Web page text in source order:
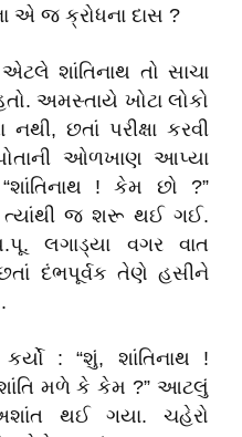
એ જ ક્રોધના દાસ ?
શાંતિનાથ તો સાચા
અમસ્તાયે ખોટા લોકો
છતાં પરીક્ષા કરવી
ઓળખાણ આપ્યા
! કેમ છો ?”
ત્યાંથી જ શરૂ થઈ ગઈ.
લગાડ્યા વગર વાત
દંભપૂર્વક તેણે હસીને
: “શું, શાંતિનાથ !
મળે કે કેમ ?” આટલું
થઈ ગયા. ચહેરો